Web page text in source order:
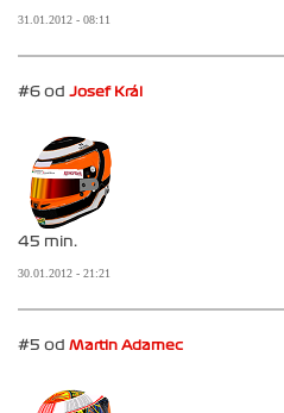
31.01.2012 - 08:11
#6 od Josef Král
45 min.
30.01.2012 - 21:21
#5 od Martin Adamec